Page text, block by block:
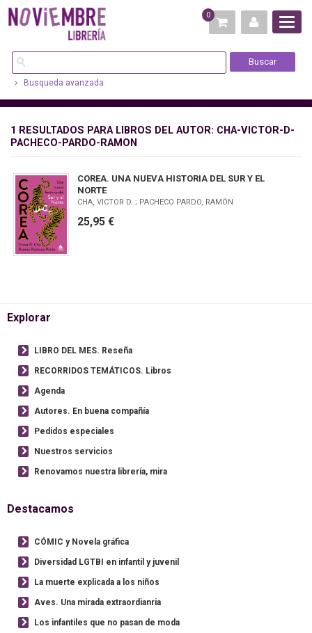
0
Busqueda avanzada
1 RESULTADOS PARA LIBROS DEL AUTOR: CHA-VICTOR-D-
PACHECO-PARDO-RAMON
COREA. UNA NUEVA HISTORIA DEL SUR Y EL
NORTE
CHA, VICTOR D. ; PACHECO PARDO, RAMÓN
25,95 €
Explorar
LIBRO DEL MES. Reseña
RECORRIDOS TEMÁTICOS. Libros
Agenda
Autores. En buena compañía
Pedidos especiales
Nuestros servicios
Renovamos nuestra librería, mira
Destacamos
CÓMIC y Novela gráfica
Diversidad LGTBI en infantil y juvenil
La muerte explicada a los niños
Aves. Una mirada extraordianria
Los infantiles que no pasan de moda